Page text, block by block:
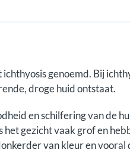
genoemd. Bij
droge huid ontstaat.
en schilfering van de
gezicht vaak grof en
van kleur en vooral